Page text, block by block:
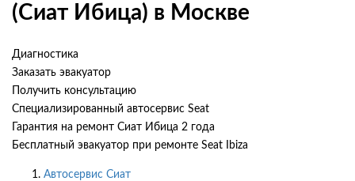
(Сиат Ибица) в Москве
Диагностика
Заказать эвакуатор
Получить консультацию
Специализированный автосервис Seat
Гарантия на ремонт Сиат Ибица 2 года
Бесплатный эвакуатор при ремонте Seat Ibiza
Автосервис Сиат